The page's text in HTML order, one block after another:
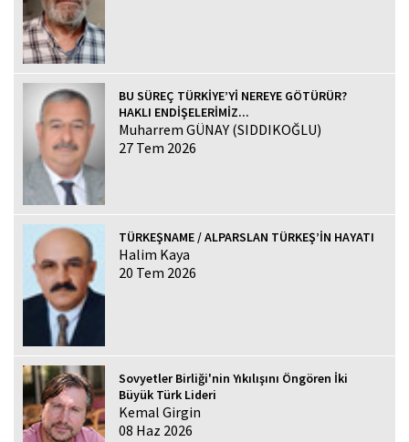
BU SÜREÇ TÜRKİYE’Yİ NEREYE GÖTÜRÜR?
HAKLI ENDİŞELERİMİZ...
Muharrem GÜNAY (SIDDIKOĞLU)
27 Tem 2026
TÜRKEŞNAME / ALPARSLAN TÜRKEŞ’İN HAYATI
Halim Kaya
20 Tem 2026
Sovyetler Birliği'nin Yıkılışını Öngören İki
Büyük Türk Lideri
Kemal Girgin
08 Haz 2026